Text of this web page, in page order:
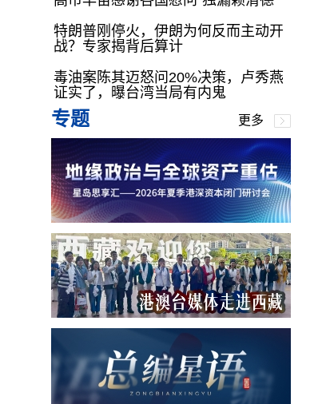
特朗普刚停火，伊朗为何反而主动开
战？专家揭背后算计
毒油案陈其迈怒问20%决策，卢秀燕
证实了，曝台湾当局有内鬼
专题 更多